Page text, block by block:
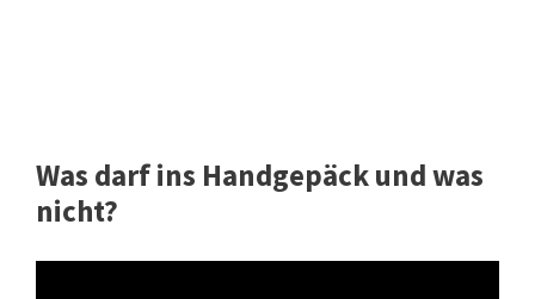
Was darf ins Handgepäck und was
nicht?